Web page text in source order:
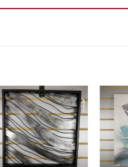
Add to
wishlist